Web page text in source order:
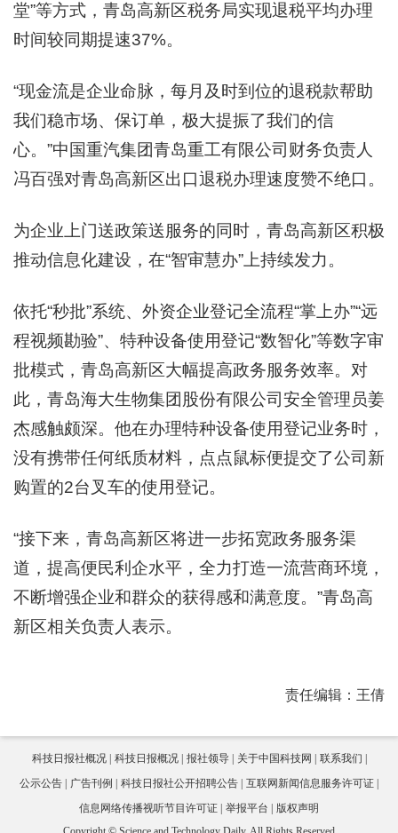
堂”等方式，青岛高新区税务局实现退税平均办理
时间较同期提速37%。
“现金流是企业命脉，每月及时到位的退税款帮助
我们稳市场、保订单，极大提振了我们的信
心。”中国重汽集团青岛重工有限公司财务负责人
冯百强对青岛高新区出口退税办理速度赞不绝口。
为企业上门送政策送服务的同时，青岛高新区积极
推动信息化建设，在“智审慧办”上持续发力。
依托“秒批”系统、外资企业登记全流程“掌上办”“远
程视频勘验”、特种设备使用登记“数智化”等数字审
批模式，青岛高新区大幅提高政务服务效率。对
此，青岛海大生物集团股份有限公司安全管理员姜
杰感触颇深。他在办理特种设备使用登记业务时，
没有携带任何纸质材料，点点鼠标便提交了公司新
购置的2台叉车的使用登记。
“接下来，青岛高新区将进一步拓宽政务服务渠
道，提高便民利企水平，全力打造一流营商环境，
不断增强企业和群众的获得感和满意度。”青岛高
新区相关负责人表示。
责任编辑：王倩
科技日报社概况 科技日报概况 报社领导 关于中国科技网
联系我们
公示公告
广告刊例 科技日报社公开招聘公告
互联网新闻信息服务许可证
信息网络传播视听节目许可证
举报平台
版权声明